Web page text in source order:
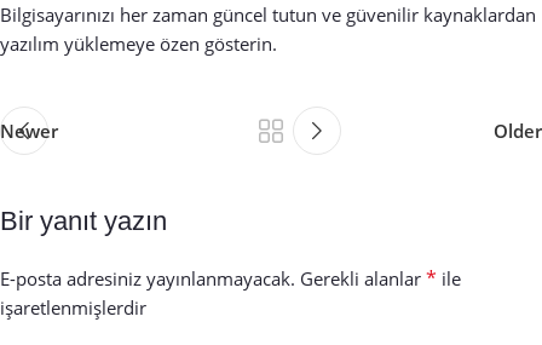
Bilgisayarınızı her zaman güncel tutun ve güvenilir kaynaklardan
yazılım yüklemeye özen gösterin.
Newer Older
Bir yanıt yazın
E-posta adresiniz yayınlanmayacak. Gerekli alanlar * ile
işaretlenmişlerdir